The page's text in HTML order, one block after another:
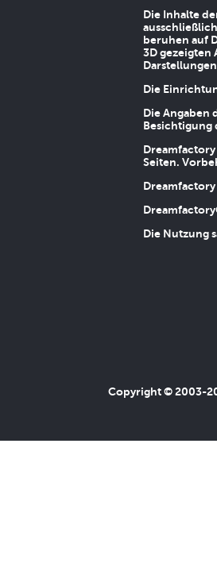
Die Inhalte
beruhen auf
3D gezeigten
Die
Die
Besichtigung
Seiten.
Die Nutzung
Copyright © 2003-